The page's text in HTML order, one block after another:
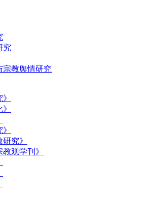
究
宗教舆情研究
究》
教观学刊》